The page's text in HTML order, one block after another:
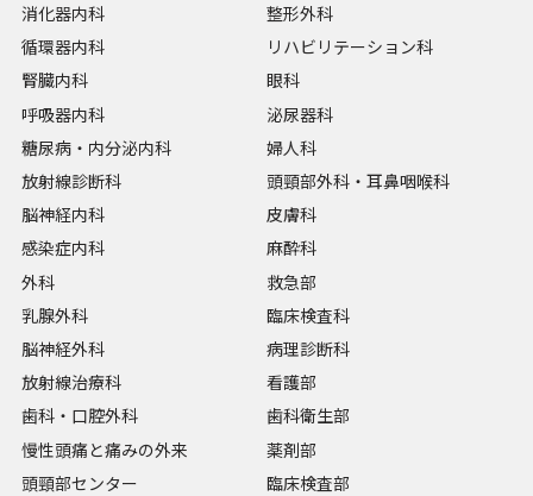
消化器内科
循環器内科
腎臓内科
呼吸器内科
糖尿病・内分泌内科
放射線診断科
脳神経内科
感染症内科
外科
乳腺外科
脳神経外科
整形外科
リハビリテーション科
眼科
泌尿器科
婦人科
頭頸部外科・耳鼻咽喉科
皮膚科
麻酔科
救急部
臨床検査科
病理診断科
放射線治療科
歯科・口腔外科
慢性頭痛と痛みの外来
頭頸部センター
看護部
歯科衛生部
薬剤部
臨床検査部